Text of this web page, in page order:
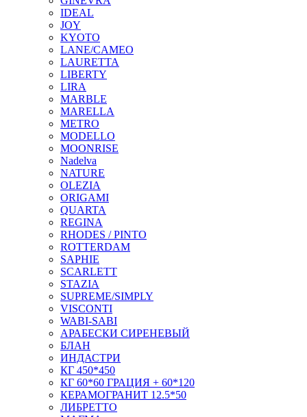
IDEAL
JOY
KYOTO
LANE/CAMEO
LAURETTA
LIBERTY
LIRA
MARBLE
MARELLA
METRO
MODELLO
MOONRISE
Nadelva
NATURE
OLEZIA
ORIGAMI
QUARTA
REGINA
RHODES / PINTO
ROTTERDAM
SAPHIE
SCARLETT
STAZIA
SUPREME/SIMPLY
VISCONTI
WABI-SABI
АРАБЕСКИ СИРЕНЕВЫЙ
БЛАН
ИНДАСТРИ
КГ 450*450
КГ 60*60 ГРАЦИЯ + 60*120
КЕРАМОГРАНИТ 12.5*50
ЛИБРЕТТО